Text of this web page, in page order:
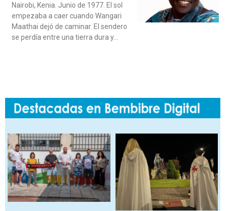
Nairobi, Kenia. Junio de 1977. El sol
empezaba a caer cuando Wangari
Maathai dejó de caminar. El sendero
se perdía entre una tierra dura y…